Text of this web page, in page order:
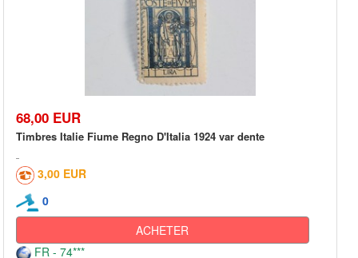
68,00 EUR
Timbres Italie Fiume Regno D'Italia 1924 var dente
3,00 EUR
0
ACHETER
FR - 74***